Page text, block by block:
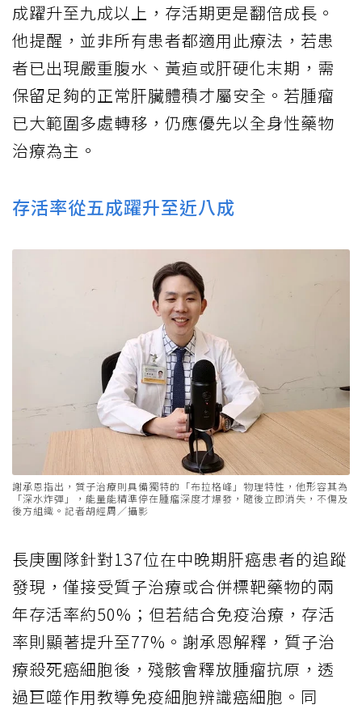
成躍升至九成以上，存活期更是翻倍成長。
他提醒，並非所有患者都適用此療法，若患
者已出現嚴重腹水、黃疸或肝硬化末期，需
保留足夠的正常肝臟體積才屬安全。若腫瘤
已大範圍多處轉移，仍應優先以全身性藥物
治療為主。
存活率從五成躍升至近八成
謝承恩指出，質子治療則具備獨特的「布拉格峰」物理特性，他形容其為
「深水炸彈」，能量能精準停在腫瘤深度才爆發，隨後立即消失，不傷及
後方組織。記者胡經周／攝影
長庚團隊針對137位在中晚期肝癌患者的追蹤
發現，僅接受質子治療或合併標靶藥物的兩
年存活率約50%；但若結合免疫治療，存活
率則顯著提升至77%。謝承恩解釋，質子治
療殺死癌細胞後，殘骸會釋放腫瘤抗原，透
過巨噬作用教導免疫細胞辨識癌細胞。同